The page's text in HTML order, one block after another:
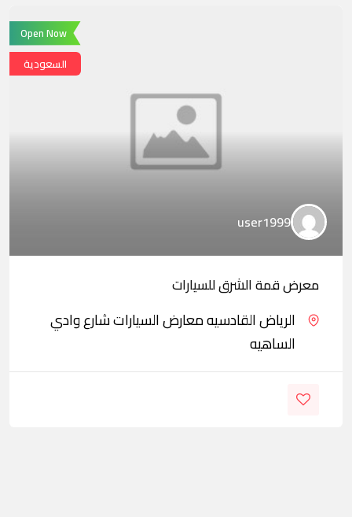
Open Now
السعودية
user1999
معرض قمة الشرق للسيارات
الرياض القادسيه معارض السيارات شارع وادي
الساهيه